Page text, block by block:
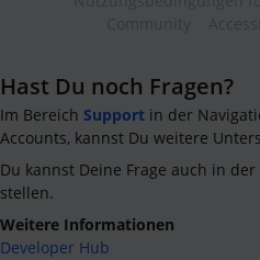
Hast Du noch Fragen?
Im Bereich Support in der
Accounts, kannst Du weitere
Du kannst Deine Frage auch in der
stellen.
Weitere Informationen
Developer Hub